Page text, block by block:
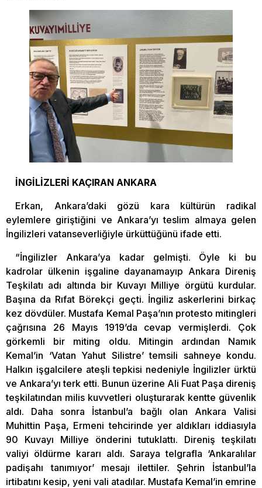
İNGİLİZLERİ KAÇIRAN ANKARA
Erkan, Ankara’daki gözü kara kültürün radikal
eylemlere giriştiğini ve Ankara’yı teslim almaya gelen
İngilizleri vatanseverliğiyle ürküttüğünü ifade etti.
“İngilizler Ankara’ya kadar gelmişti. Öyle ki bu
kadrolar ülkenin işgaline dayanamayıp Ankara Direniş
Teşkilatı adı altında bir Kuvayı Milliye örgütü kurdular.
Başına da Rıfat Börekçi geçti. İngiliz askerlerini birkaç
kez dövdüler. Mustafa Kemal Paşa’nın protesto mitingleri
çağrısına 26 Mayıs 1919’da cevap vermişlerdi. Çok
görkemli bir miting oldu. Mitingin ardından Namık
Kemal’in ‘Vatan Yahut Silistre’ temsili sahneye kondu.
Halkın işgalcilere ateşli tepkisi nedeniyle İngilizler ürktü
ve Ankara’yı terk etti. Bunun üzerine Ali Fuat Paşa direniş
teşkilatından milis kuvvetleri oluşturarak kentte güvenlik
aldı. Daha sonra İstanbul’a bağlı olan Ankara Valisi
Muhittin Paşa, Ermeni tehcirinde yer aldıkları iddiasıyla
90 Kuvayı Milliye önderini tutuklattı. Direniş teşkilatı
valiyi öldürme kararı aldı. Saraya telgrafla ‘Ankaralılar
padişahı tanımıyor’ mesajı ilettiler. Şehrin İstanbul’la
irtibatını kesip, yeni vali atadılar. Mustafa Kemal’in emrine